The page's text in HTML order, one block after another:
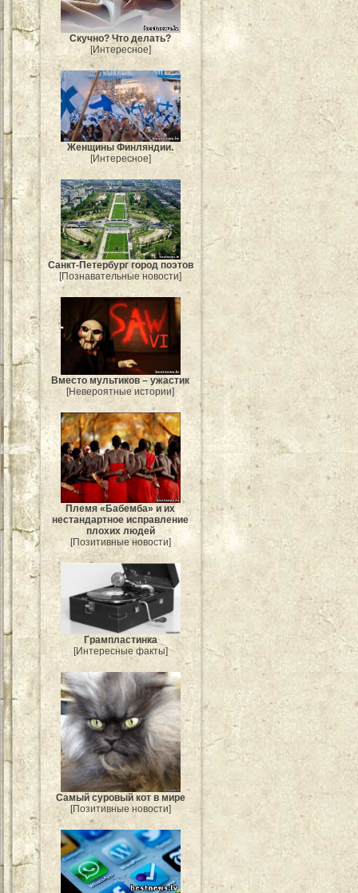
Скучно? Что делать?
[Интересное]
Женщины Финляндии.
[Интересное]
Санкт-Петербург город поэтов
[Познавательные новости]
Вместо мультиков – ужастик
[Невероятные истории]
Племя «Бабемба» и их
нестандартное исправление
плохих людей
[Позитивные новости]
Грампластинка
[Интересные факты]
Самый суровый кот в мире
[Позитивные новости]